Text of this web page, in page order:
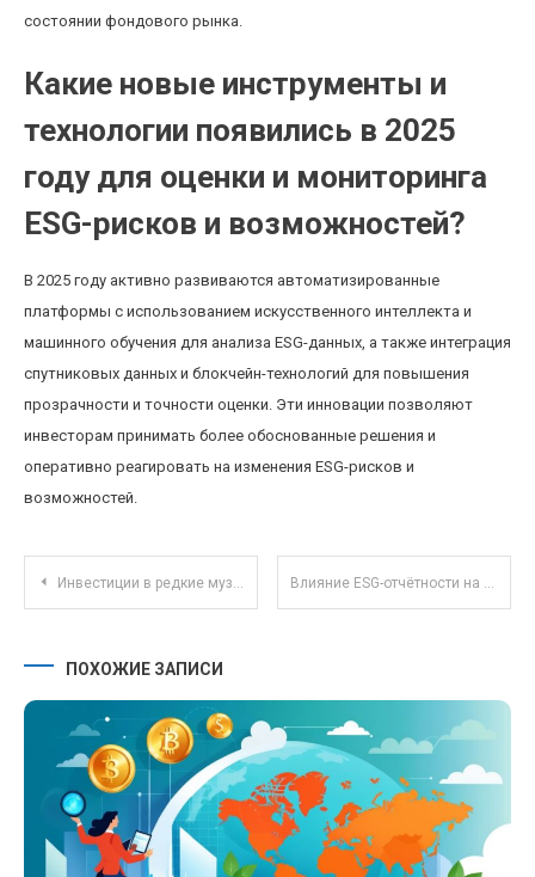
состоянии фондового рынка.
Какие новые инструменты и
технологии появились в 2025
году для оценки и мониторинга
ESG-рисков и возможностей?
В 2025 году активно развиваются автоматизированные
платформы с использованием искусственного интеллекта и
машинного обучения для анализа ESG-данных, а также интеграция
спутниковых данных и блокчейн-технологий для повышения
прозрачности и точности оценки. Эти инновации позволяют
инвесторам принимать более обоснованные решения и
оперативно реагировать на изменения ESG-рисков и
возможностей.
Навигация по записям
Инвестиции в редкие музыкальные инструменты как альтернативный портфельный актив Влияние ESG-отчётности на стоимость акций российских компаний в 2023 году
ПОХОЖИЕ ЗАПИСИ